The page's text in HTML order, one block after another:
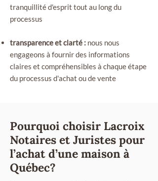
tranquillité d'esprit tout au long du
processus
transparence et clarté : nous nous
engageons à fournir des informations
claires et compréhensibles à chaque étape
du processus d'achat ou de vente
Pourquoi choisir Lacroix
Notaires et Juristes pour
l’achat d’une maison à
Québec?